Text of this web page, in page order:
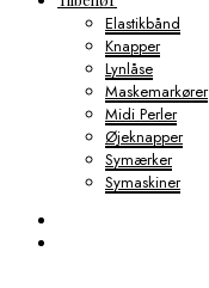
Elastikbånd
Knapper
Lynlåse
Maskemarkører
Midi Perler
Øjeknapper
Symærker
Symaskiner